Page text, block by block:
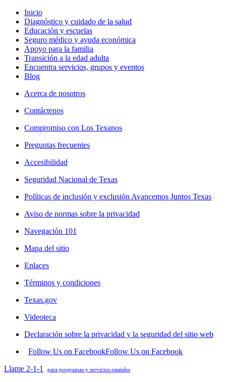
Inicio
Diagnóstico y cuidado de la salud
Educación y escuelas
Seguro médico y ayuda económica
Apoyo para la familia
Transición a la edad adulta
Encuentra servicios, grupos y eventos
Blog
Acerca de nosotros
Contáctenos
Compromiso con Los Texanos
Preguntas frecuentes
Accesibilidad
Seguridad Nacional de Texas
Políticas de inclusión y exclusión Avancemos Juntos Texas
Aviso de normas sobre la privacidad
Navegación 101
Mapa del sitio
Enlaces
Términos y condiciones
Texas.gov
Videoteca
Declaración sobre la privacidad y la seguridad del sitio web
Follow Us on FacebookFollow Us on Facebook
Llame 2-1-1
para programas y servicios estatales